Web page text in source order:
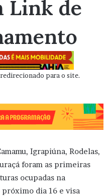
Link de
para o site.
Igrapiúna, Rodelas,
foram as primeiras
ocupadas na
próximo dia 16 e visa